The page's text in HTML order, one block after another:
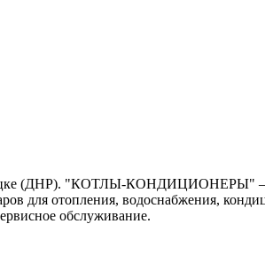
(ДНР). "КОТЛЫ-КОНДИЦИОНЕРЫ" –
для отопления, водоснабжения,
обслуживание.